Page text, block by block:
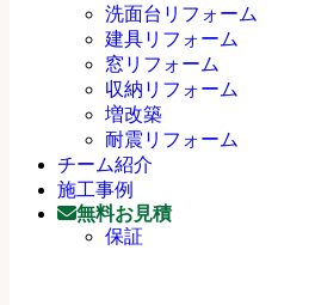
洗面台リフォーム
建具リフォーム
窓リフォーム
収納リフォーム
増改築
耐震リフォーム
チーム紹介
施工事例
無料お見積
保証